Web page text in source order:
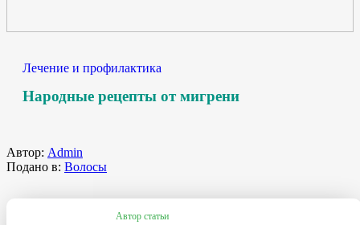
Лечение и профилактика
Народные рецепты от мигрени
Автор: Admin
Подано в: Волосы
Автор статьи